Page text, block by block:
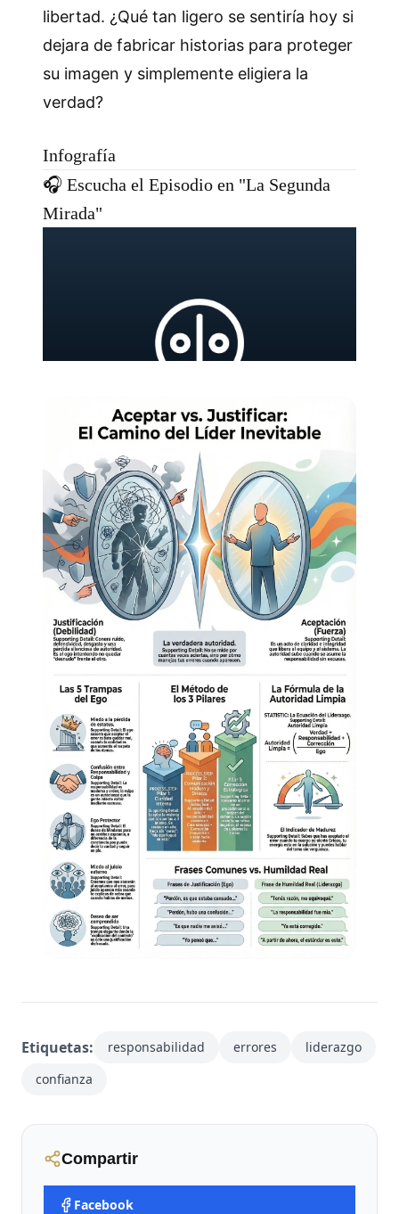
Compartir
Facebook
libertad. ¿Qué tan ligero se sentiría hoy si
dejara de fabricar historias para proteger
su imagen y simplemente eligiera la
verdad?
Infografía
🎧 Escucha el Episodio en "La Segunda
Mirada"
Etiquetas: responsabilidad errores
liderazgo
confianza